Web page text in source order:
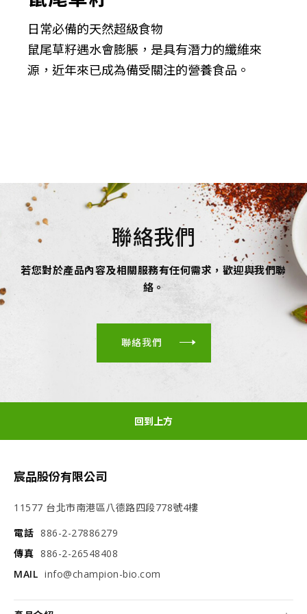
日常必備的天然超級食物
鼠尾草籽遇水會膨脹，是具有潛力的纖維來
源，近年來已成為備受關注的營養食品。
聯絡我們
若您對於產品內容及相關服務有任何需求，歡迎與我們聯
絡。
聯絡我們
回到上方
宸品股份有限公司
11577 台北市南港區八德路四段778號4樓
電話 886-2-27886279
傳真 886-2-26548408
MAIL info@champion-bio.com